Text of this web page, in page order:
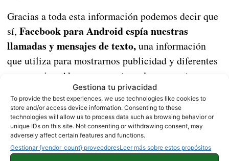
Gestiona tu privacidad
To provide the best experiences, we use technologies like cookies to
store and/or access device information. Consenting to these
technologies will allow us to process data such as browsing behavior or
unique IDs on this site. Not consenting or withdrawing consent, may
adversely affect certain features and functions.
Gestionar {vendor_count} proveedoresLeer más sobre estos propósitos
Gracias a toda esta información podemos decir que
sí, Facebook para Android espía nuestras
llamadas y mensajes de texto,una información
que utiliza para mostrarnos publicidad y diferentes
sugerencias. Ahora es cosa tuya denegar estos
permisos, borrar tu cuenta de Facebook o
desinstalar la aplicación de tu móvil.
¿Qué puedo hacer si la red de datos de mi
smartphone no funciona?